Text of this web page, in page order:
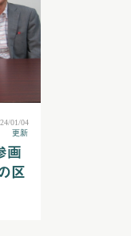
01/04
更新
画
区